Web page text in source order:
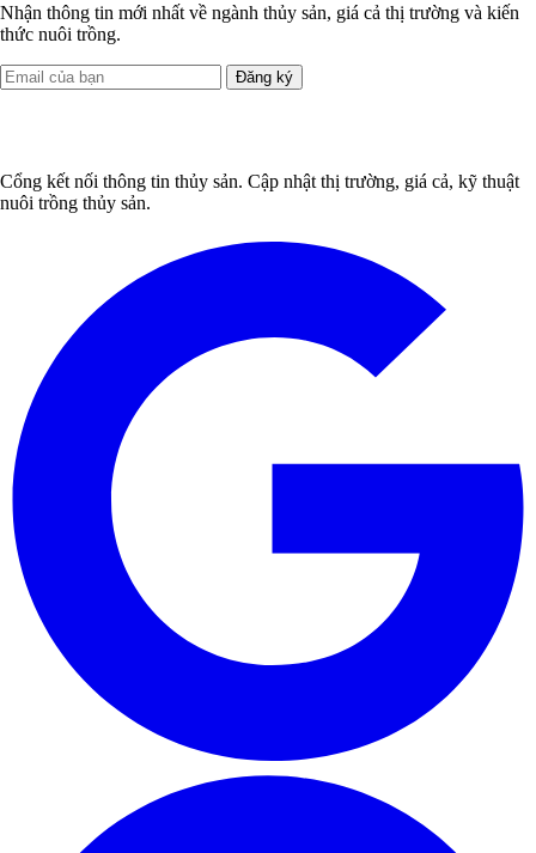
Nhận thông tin mới nhất về ngành thủy sản, giá cả thị trường và kiến
thức nuôi trồng.
Đăng ký
Cổng kết nối thông tin thủy sản. Cập nhật thị trường, giá cả, kỹ thuật
nuôi trồng thủy sản.